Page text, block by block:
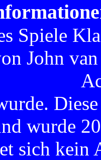
Spiele
John
wurde
sich